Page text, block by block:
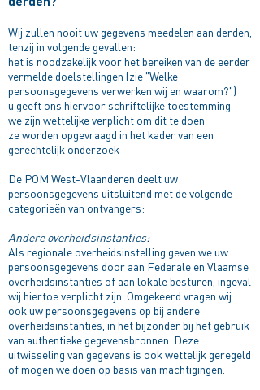
Wij zullen nooit uw gegevens meedelen aan derden,
tenzij in volgende gevallen:
het is noodzakelijk voor het bereiken van de eerder
vermelde doelstellingen (zie "Welke
persoonsgegevens verwerken wij en waarom?")
u geeft ons hiervoor schriftelijke toestemming
we zijn wettelijke verplicht om dit te doen
ze worden opgevraagd in het kader van een
gerechtelijk onderzoek
De POM West-Vlaanderen deelt uw
persoonsgegevens uitsluitend met de volgende
categorieën van ontvangers:
Andere overheidsinstanties:
Als regionale overheidsinstelling geven we uw
persoonsgegevens door aan Federale en Vlaamse
overheidsinstanties of aan lokale besturen, ingeval
wij hiertoe verplicht zijn. Omgekeerd vragen wij
ook uw persoonsgegevens op bij andere
overheidsinstanties, in het bijzonder bij het gebruik
van authentieke gegevensbronnen. Deze
uitwisseling van gegevens is ook wettelijk geregeld
of mogen we doen op basis van machtigingen.